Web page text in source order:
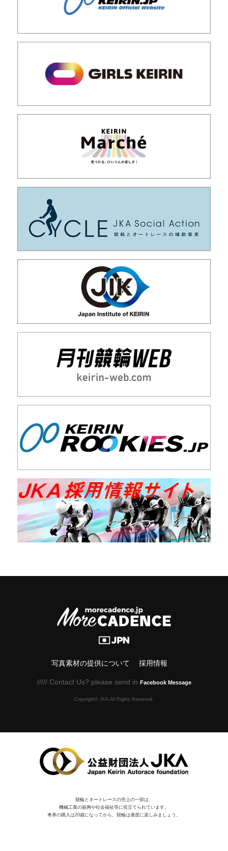
写真素材の提供について 採用情報
///// Contact Us? please send in Facebook Message
Copyright© JKA.All Rights Reserved.
競輪とオートレースの売上の一部は、
機械⼯業の振興や社会福祉等に役⽴てられています。
車券の購入は20歳になってから。競輪は適度に楽しみましょう。